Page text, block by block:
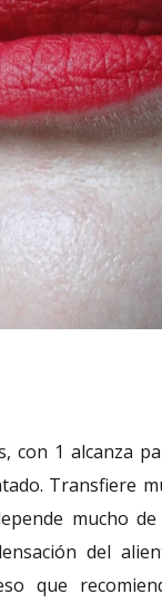
con 1 alcanza
Transfiere
mucho
del
que